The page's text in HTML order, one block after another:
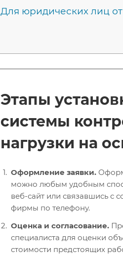
Для юридических лиц
Этапы
системы
нагрузки на
Оформление заявки.
можно любым удобным
веб-сайт или связавшись с
фирмы по телефону.
Оценка и согласование.
специалиста для оценки
стоимости предстоящих